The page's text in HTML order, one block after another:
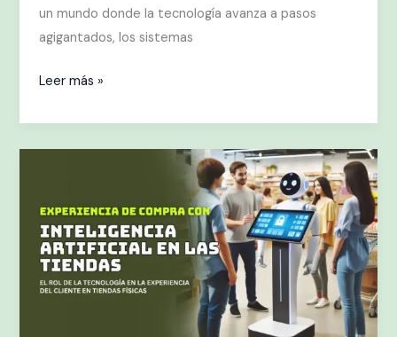
un mundo donde la tecnología avanza a pasos
agigantados, los sistemas
Leer más »
en
las
Tiendas:
La